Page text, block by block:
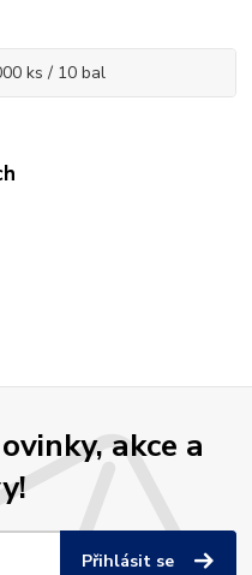
ks / 10 bal
akce a
Přihlásit se